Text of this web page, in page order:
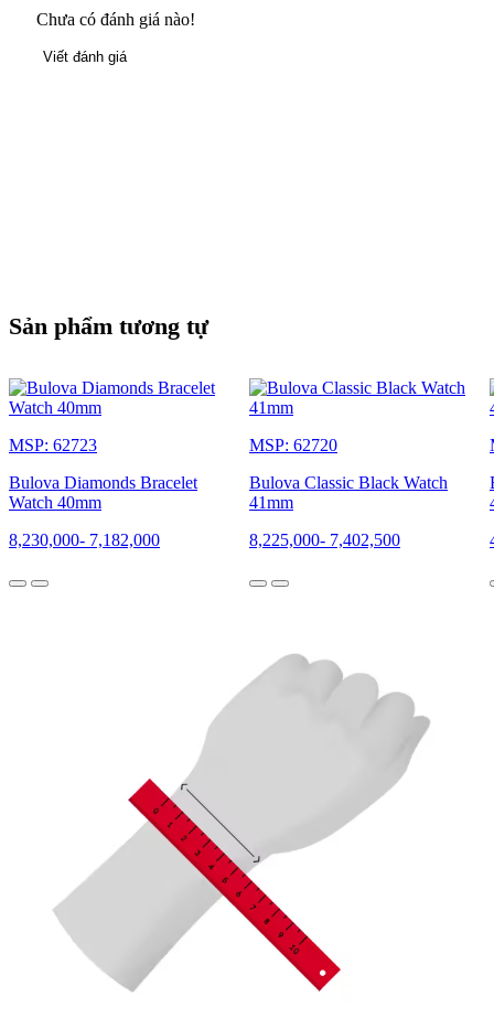
Chưa có đánh giá nào!
Viết đánh giá
Sản phẩm tương tự
MSP: 62723
Bulova Diamonds Bracelet
Watch 40mm
8,230,000- 7,182,000
MSP: 62720
Bulova Classic Black Watch
41mm
8,225,000- 7,402,500